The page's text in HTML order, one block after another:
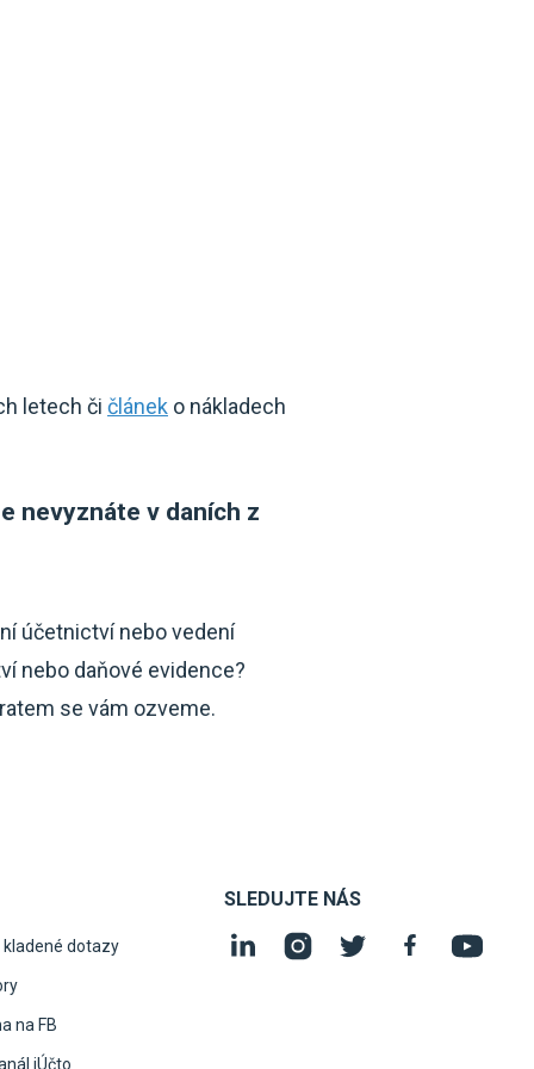
letech či článek o nákladech
nevyznáte v daních z
účetnictví nebo vedení
nebo daňové evidence?
se vám ozveme.
kladené dotazy
na FB
iÚčto
SLEDUJTE NÁS